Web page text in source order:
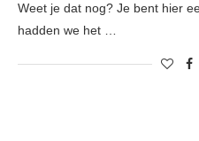
Weet je dat nog? Je bent hier
hadden we het …